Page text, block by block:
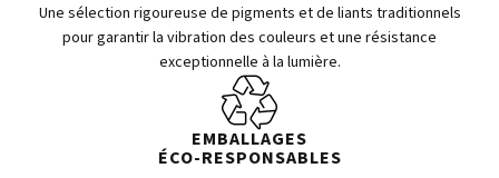
Une sélection rigoureuse de pigments et de liants traditionnels
pour garantir la vibration des couleurs et une résistance
exceptionnelle à la lumière.
EMBALLAGES
ÉCO-RESPONSABLES